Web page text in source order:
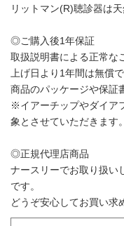
リットマン(R)聴診器は
◎ご購入後1年保証
取扱説明書による正常な
上げ日より1年間は無償
商品のパッケージや保証
※イアーチップやダイア
象とさせていただきます。
◎正規代理店商品
ナースリーでお取り扱い
です。
どうぞ安心してお買い求